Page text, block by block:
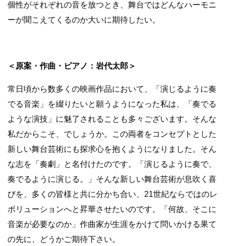
個性がそれぞれの音を放つとき、舞台ではどんなハーモニ
ーが聞こえてくるのか大いに期待したい。
＜原案・作曲・ピアノ：岩代太郎＞
常日頃から数多くの映画作品において、「演じるように奏
でる音楽」を綴りたいと願うようになった私は、「奏でる
ような演技」に魅了されることも多々ございます。そんな
私だからこそ、でしょうか。この両者をコンセプトとした
新しい舞台芸術にも探求心を抱くようになりました。そん
な志を「奏劇」と名付けたのです。「演じるように奏で、
奏でるように演じる。」そんな新しい舞台芸術が息吹く喜
びを、多くの皆様と共に分かち合い、21世紀ならではのレ
ボリューションへと昇華させたいのです。「何故、そこに
音楽が必要なのか」作曲家が生涯をかけて問いかける果て
の先に、どうかご期待下さい。